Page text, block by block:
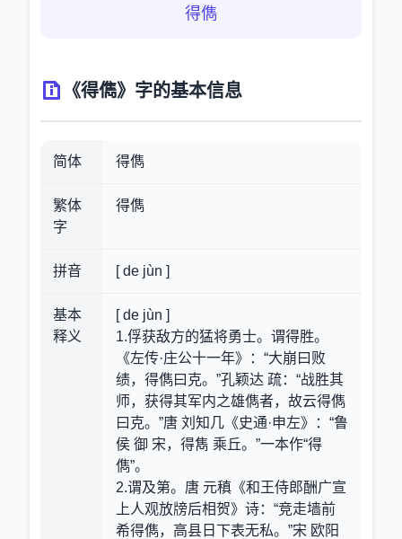
得儁
《得儁》字的基本信息
简体 得儁
繁体
字
得儁
拼音 [ de jùn ]
基本
释义
[ de jùn ]
1.俘获敌方的猛将勇士。谓得胜。
《左传·庄公十一年》：“大崩曰败
绩，得儁曰克。”孔颖达 疏：“战胜其
师，获得其军内之雄儁者，故云得儁
曰克。”唐 刘知几《史通·申左》：“鲁
侯 御 宋，得雋 乘丘。”一本作“得
儁”。
2.谓及第。唐 元稹《和王侍郎酬广宣
上人观放牓后相贺》诗：“竞走墙前
希得儁，高县日下表无私。”宋 欧阳